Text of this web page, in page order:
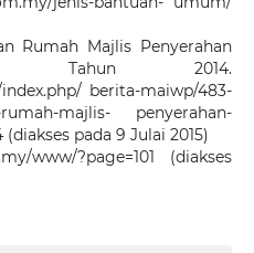
Rumah Majlis Penyerahan
Tahun 2014.
berita-maiwp/483-
rumah-majlis- penyerahan-
pada 9 Julai 2015)
www/?page=101 (diakses